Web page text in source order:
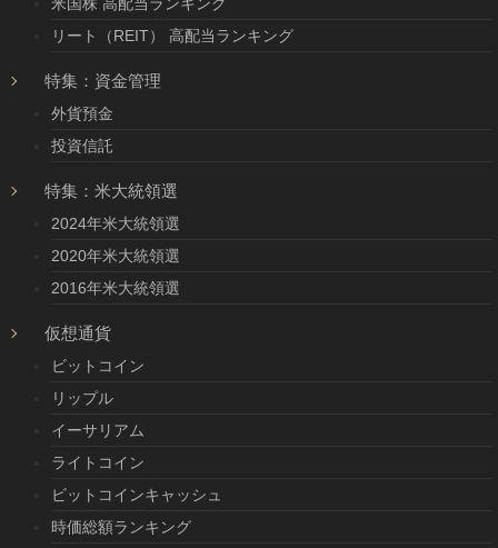
リート（REIT） 高配当ランキング
特集：資金管理
外貨預金
投資信託
特集：米大統領選
2024年米大統領選
2020年米大統領選
2016年米大統領選
仮想通貨
ビットコイン
リップル
イーサリアム
ライトコイン
ビットコインキャッシュ
時価総額ランキング